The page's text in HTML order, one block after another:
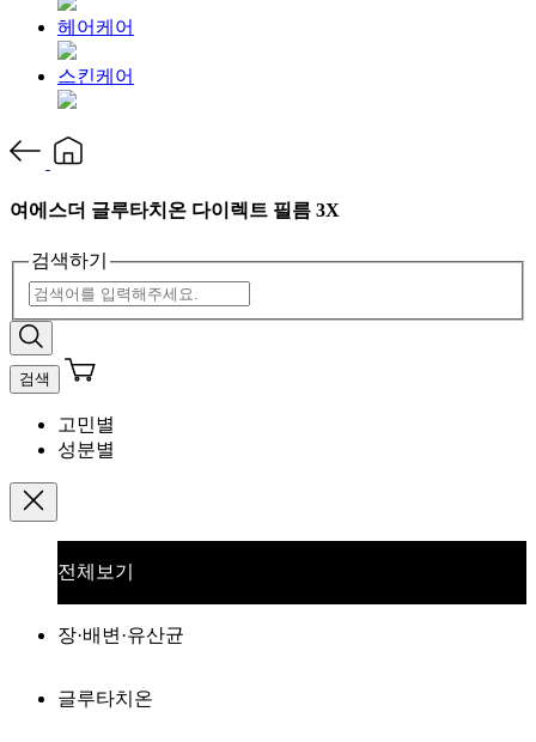
헤어케어
스킨케어
여에스더 글루타치온 다이렉트 필름 3X
검색하기
검색
고민별
성분별
전체보기
장·배변·유산균
글루타치온